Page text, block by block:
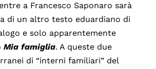
a Francesco Saponaro sarà
di un altro testo eduardiano di
e solo apparentemente
Mia famiglia. A queste due
di “interni familiari” del